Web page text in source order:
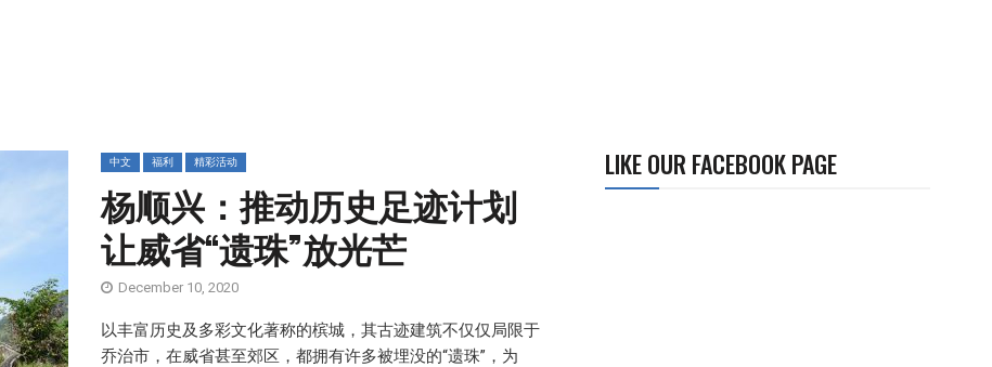
中文 福利 精彩活动
杨顺兴：推动历史足迹计划
让威省“遗珠”放光芒
December 10, 2020
以丰富历史及多彩文化著称的槟城，其古迹建筑不仅仅局限于
乔治市，在威省甚至郊区，都拥有许多被埋没的“遗珠”，为
LIKE OUR FACEBOOK PAGE